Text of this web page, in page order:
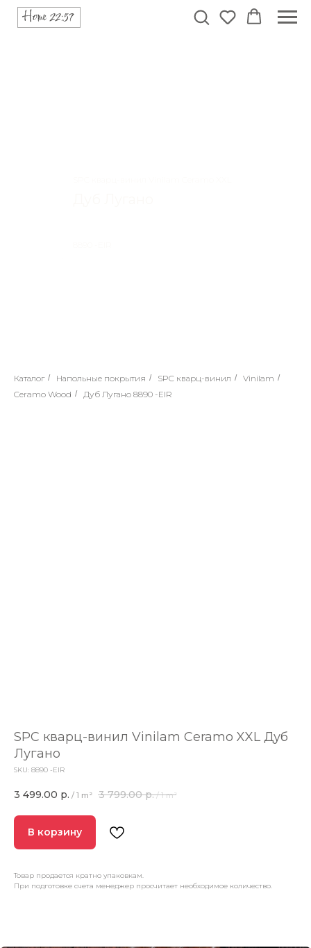
Каталог / Напольные покрытия / SPC кварц-винил / Vinilam /
Ceramo Wood / Дуб Лугано 8890 -EIR
SPC кварц-винил Vinilam Ceramo XXL Дуб
Лугано
SKU: 8890 -EIR
3 499.00 р. / 1 m² 3 799.00 р. / 1 m²
В корзину
Товар продается кратно упаковкам.
При подготовке счета менеджер просчитает необходимое количество.